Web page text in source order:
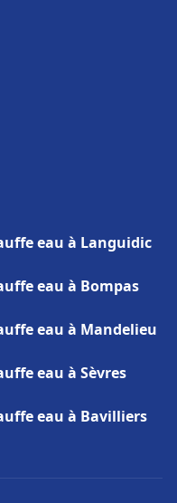
eau à Languidic
eau à Bompas
eau à Mandelieu
eau à Sèvres
eau à Bavilliers